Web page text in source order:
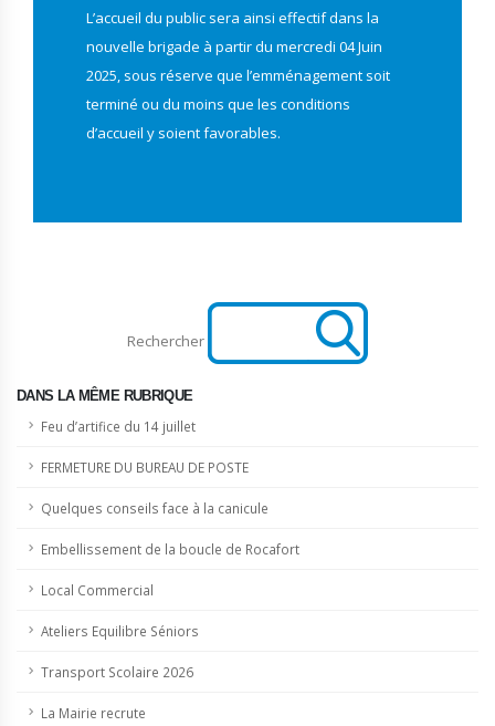
L’accueil du public sera ainsi effectif dans la
nouvelle brigade à partir du mercredi 04 Juin
2025, sous réserve que l’emménagement soit
terminé ou du moins que les conditions
d’accueil y soient favorables.
Rechercher
DANS LA MÊME RUBRIQUE
Feu d’artifice du 14 juillet
FERMETURE DU BUREAU DE POSTE
Quelques conseils face à la canicule
Embellissement de la boucle de Rocafort
Local Commercial
Ateliers Equilibre Séniors
Transport Scolaire 2026
La Mairie recrute